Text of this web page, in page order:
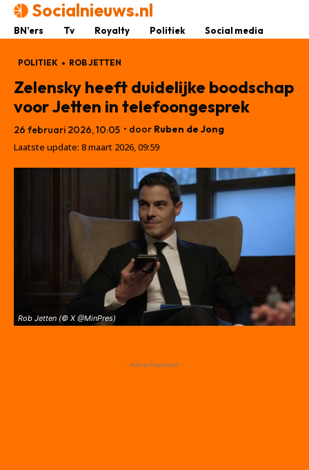
Socialnieuws.nl
BN’ers Tv Royalty Politiek Social media
POLITIEK ROB JETTEN
Zelensky heeft duidelijke boodschap
voor Jetten in telefoongesprek
26 februari 2026, 10:05 • door Ruben de Jong
Laatste update: 8 maart 2026, 09:59
Rob Jetten (© X @MinPres)
- Advertisement -